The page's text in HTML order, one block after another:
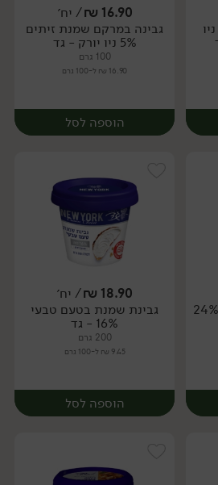
יח׳
גבינת קרם שמנת 5% ניו
16.90
₪/ יח׳
גבינה במרקם שמנת זיתים
5% ניו יורק - גד
100 גרם
16.90 ₪ ל-100 גרם
הוספה לסל
יח׳
גבינת שמנת ריבת בצל 24%
18.90
₪/ יח׳
גבינת שמנת בטעם טבעי
16% - גד
200 גרם
9.45 ₪ ל-100 גרם
הוספה לסל